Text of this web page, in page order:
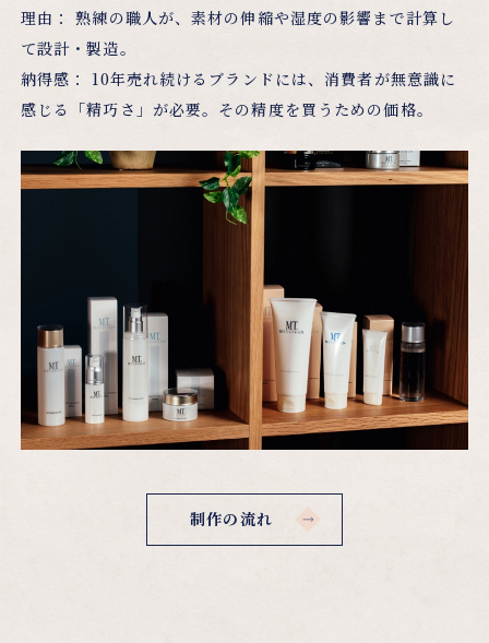
理由： 熟練の職人が、素材の伸縮や湿度の影響まで計算し
て設計・製造。
納得感： 10年売れ続けるブランドには、消費者が無意識に
感じる「精巧さ」が必要。その精度を買うための価格。
制作の流れ